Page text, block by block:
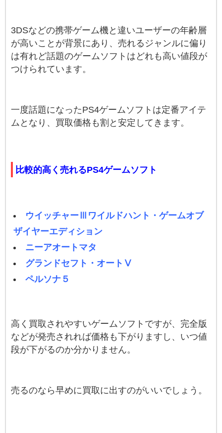
3DSなどの携帯ゲーム機と違いユーザーの年齢層
が高いことが背景にあり、売れるジャンルに偏り
は有れど話題のゲームソフトはどれも高い値段が
つけられています。
一度話題になったPS4ゲームソフトは定番アイテ
ムとなり、買取価格も割と安定してきます。
比較的高く売れるPS4ゲームソフト
ウイッチャーⅢワイルドハント・ゲームオブ
ザイヤーエディション
ニーアオートマタ
グランドセフト・オートⅤ
ペルソナ５
高く買取されやすいゲームソフトですが、完全版
などが発売されれば価格も下がりますし、いつ値
段が下がるのか分かりません。
売るのなら早めに買取に出すのがいいでしょう。